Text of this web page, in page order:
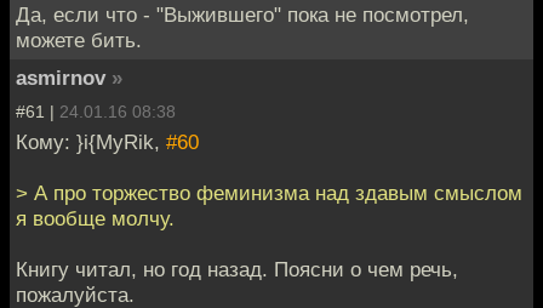
Да, если что - "Выжившего" пока не посмотрел,
можете бить.
asmirnov »
#61 | 24.01.16 08:38
Кому: }i{MyRik, #60
> А про торжество феминизма над здавым смыслом
я вообще молчу.
Книгу читал, но год назад. Поясни о чем речь,
пожалуйста.